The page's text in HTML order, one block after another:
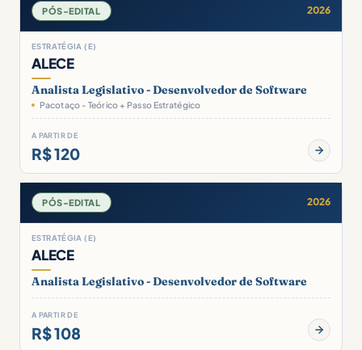
PÓS-EDITAL 2026
ESTRATÉGIA (E)
ALECE
Analista Legislativo - Desenvolvedor de Software
Pacotaço - Teórico + Passo Estratégico
A PARTIR DE
R$ 120
PÓS-EDITAL 2026
ESTRATÉGIA (E)
ALECE
Analista Legislativo - Desenvolvedor de Software
A PARTIR DE
R$ 108